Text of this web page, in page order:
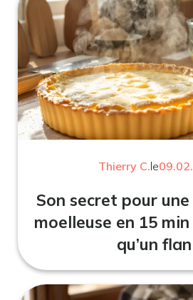
Thierry C.le
Son secret pour
moelleuse en 15
qu’un flan